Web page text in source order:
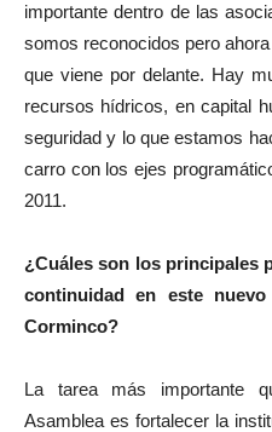
importante dentro de las
somos reconocidos pero
que viene por delante. Hay
recursos hídricos, en capital
seguridad y lo que estamos
carro con los ejes
2011.
¿Cuáles son los principales
continuidad en este
Corminco?
La tarea más importante
Asamblea es fortalecer la